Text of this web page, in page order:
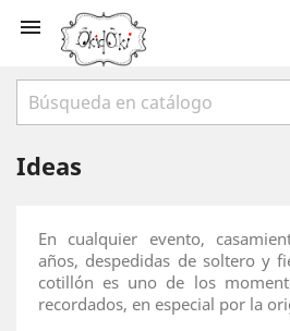

Ideas
En cualquier evento,
años, despedidas de soltero y
cotillón es uno de los
recordados, en especial por la